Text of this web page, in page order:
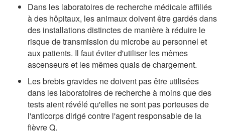
Dans les laboratoires de recherche médicale affiliés
à des hôpitaux, les animaux doivent être gardés dans
des installations distinctes de manière à réduire le
risque de transmission du microbe au personnel et
aux patients. Il faut éviter d'utiliser les mêmes
ascenseurs et les mêmes quais de chargement.
Les brebis gravides ne doivent pas être utilisées
dans les laboratoires de recherche à moins que des
tests aient révélé qu'elles ne sont pas porteuses de
l'anticorps dirigé contre l'agent responsable de la
fièvre Q.